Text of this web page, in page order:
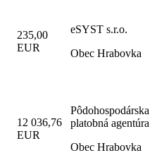
235,00
EUR
eSYST s.r.o.
Obec Hrabovka
12 036,76
EUR
Pôdohospodárska
platobná agentúra
Obec Hrabovka